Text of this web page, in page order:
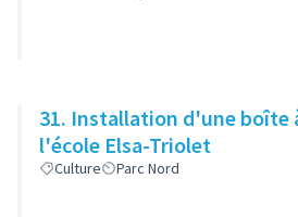
31. Installation d'une boîte
l'école Elsa-Triolet
Culture Parc Nord